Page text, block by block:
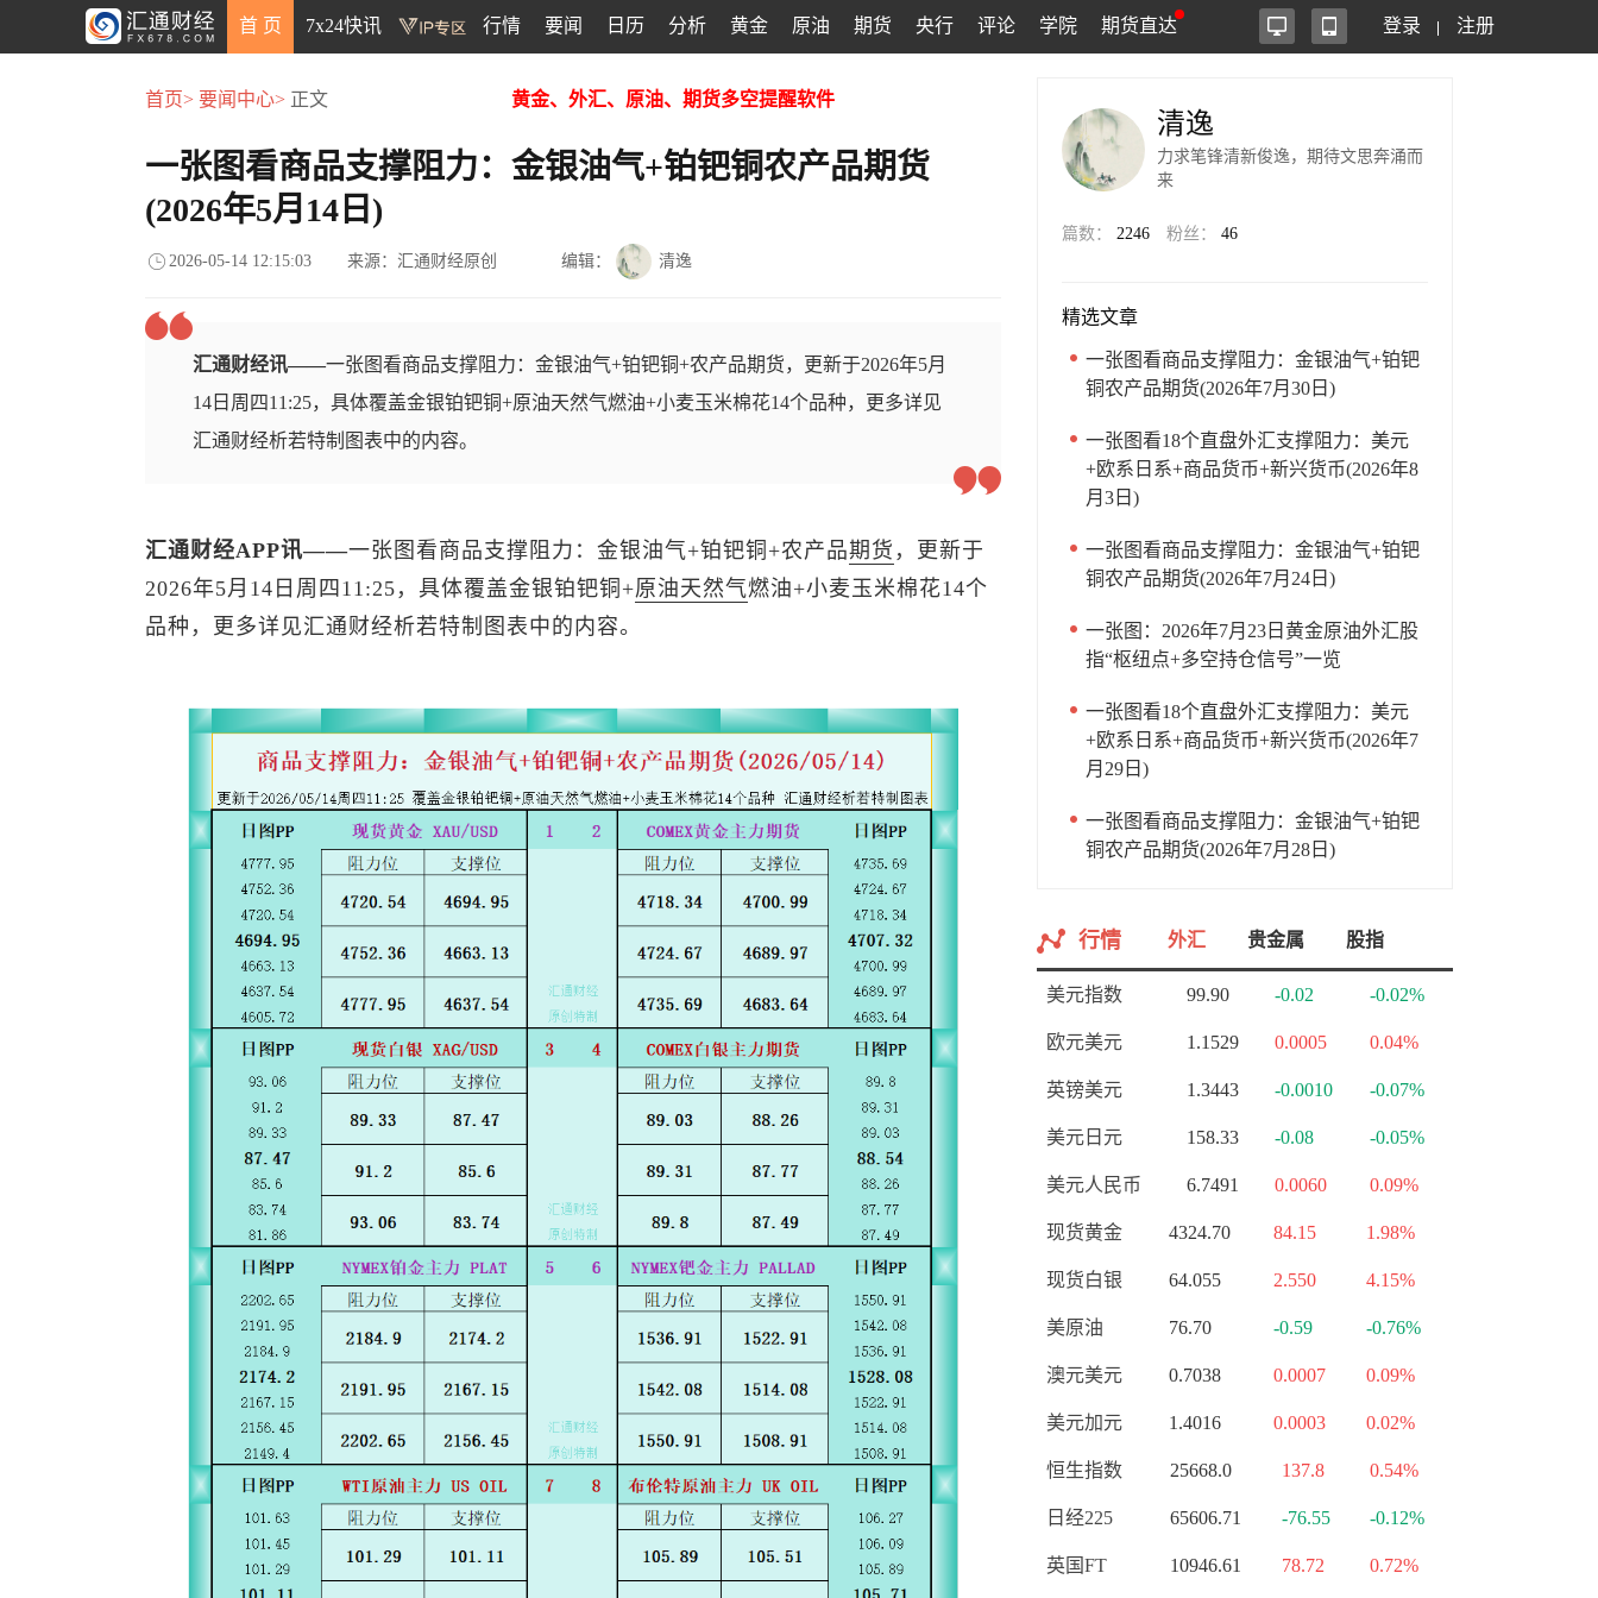
首 页 7x24快讯 行情 要闻 日历 分析 黄金 原油 期货 央行 评论 学院 期货直达 登录 注册
首页> 要闻中心> 正文 黄金、外汇、原油、期货多空提醒软件
一张图看商品支撑阻力：金银油气+铂钯铜农产品期货
(2026年5月14日)
2026-05-14 12:15:03 来源：汇通财经原创 编辑： 清逸
汇通财经讯——一张图看商品支撑阻力：金银油气+铂钯铜+农产品期货，更新于2026年5月
14日周四11:25，具体覆盖金银铂钯铜+原油天然气燃油+小麦玉米棉花14个品种，更多详见
汇通财经析若特制图表中的内容。
汇通财经APP讯——一张图看商品支撑阻力：金银油气+铂钯铜+农产品期货 ，更新于
2026年5月14日周四11:25，具体覆盖金银铂钯铜+原油天然气燃油+小麦玉米棉花14个
品种，更多详见汇通财经析若特制图表中的内容。
清逸
力求笔锋清新俊逸，期待文思奔涌而
来
篇数： 2246 粉丝： 46
精选文章
一张图看商品支撑阻力：金银油气+铂钯
铜农产品期货(2026年7月30日)
一张图看18个直盘外汇支撑阻力：美元
+欧系日系+商品货币+新兴货币(2026年8
月3日)
一张图看商品支撑阻力：金银油气+铂钯
铜农产品期货(2026年7月24日)
一张图：2026年7月23日黄金原油外汇股
指“枢纽点+多空持仓信号”一览
一张图看18个直盘外汇支撑阻力：美元
+欧系日系+商品货币+新兴货币(2026年7
月29日)
一张图看商品支撑阻力：金银油气+铂钯
铜农产品期货(2026年7月28日)
行情 外汇 贵金属 股指
美元指数 99.90 -0.02 -0.02%
欧元美元 1.1529 0.0005 0.04%
英镑美元 1.3443 -0.0010 -0.07%
美元日元 158.33 -0.08 -0.05%
美元人民币 6.7491 0.0060 0.09%
现货黄金 4324.70 84.15 1.98%
现货白银 64.055 2.550 4.15%
美原油 76.70 -0.59 -0.76%
澳元美元 0.7038 0.0007 0.09%
美元加元 1.4016 0.0003 0.02%
恒生指数 25668.0 137.8 0.54%
日经225 65606.71 -76.55 -0.12%
英国FT 10946.61 78.72 0.72%